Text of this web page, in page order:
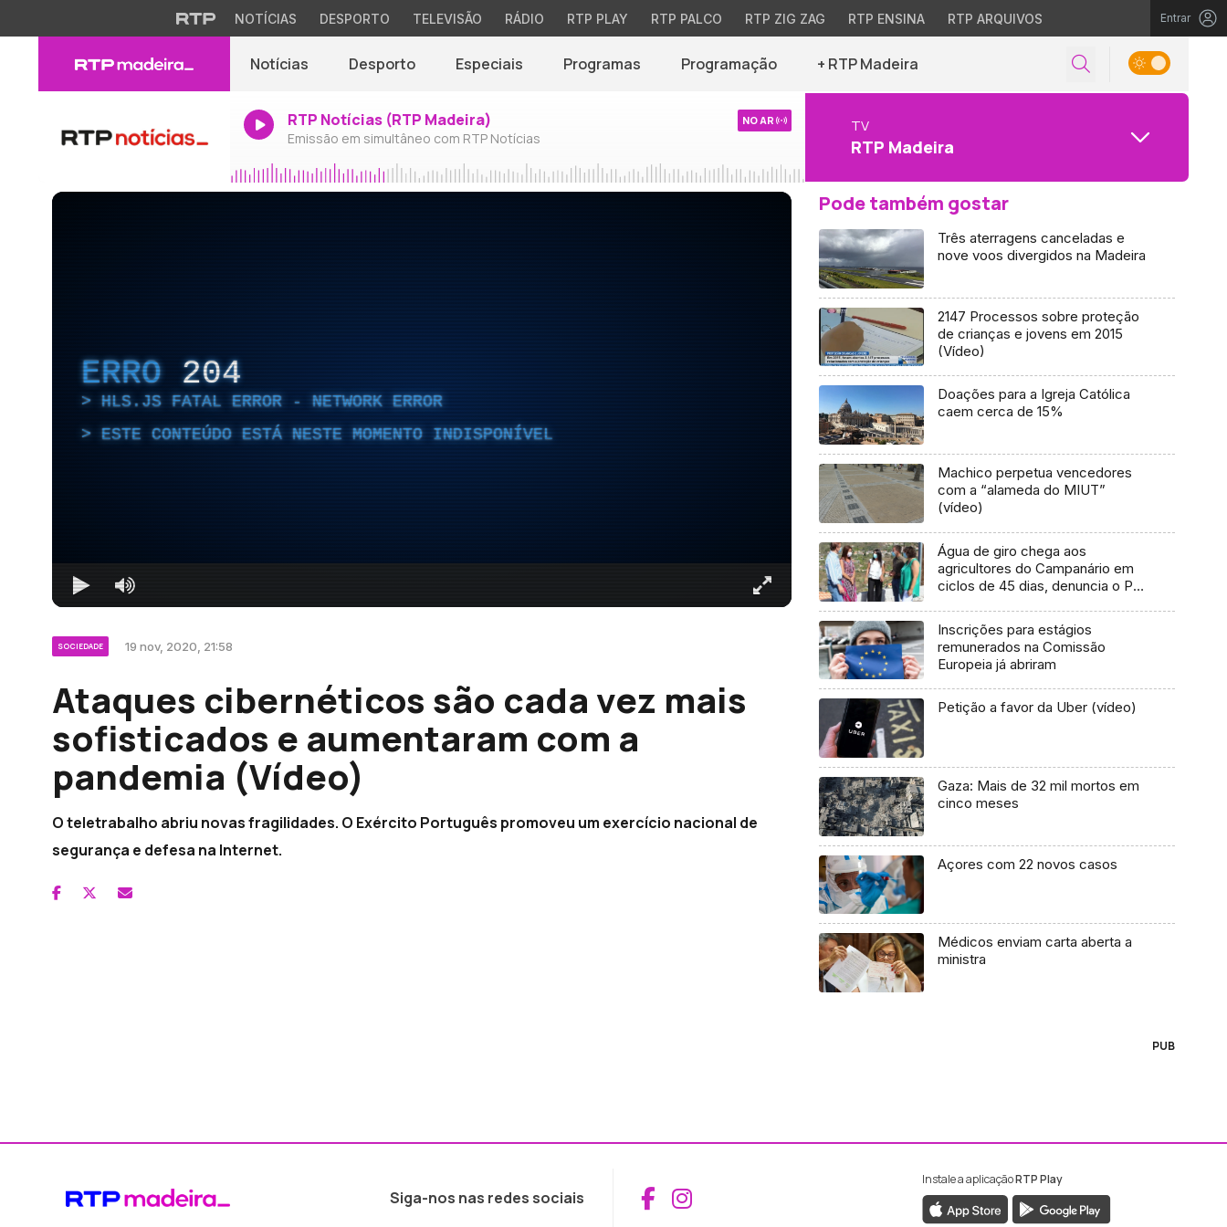
NOTÍCIAS DESPORTO TELEVISÃO RÁDIO RTP PLAY RTP PALCO RTP ZIG ZAG RTP ENSINA RTP ARQUIVOS Entrar
Notícias Desporto Especiais Programas Programação + RTP Madeira
RTP Notícias (RTP Madeira)
Emissão em simultâneo com RTP Notícias
NO AR TV
RTP Madeira
ERRO 204
HLS.JS FATAL ERROR - NETWORK ERROR
ESTE CONTEÚDO ESTÁ NESTE MOMENTO INDISPONÍVEL
SOCIEDADE 19 nov, 2020, 21:58
Ataques cibernéticos são cada vez mais
sofisticados e aumentaram com a
pandemia (Vídeo)
O teletrabalho abriu novas fragilidades. O Exército Português promoveu um exercício nacional de
segurança e defesa na Internet.
Pode também gostar
Três aterragens canceladas e
nove voos divergidos na Madeira
2147 Processos sobre proteção
de crianças e jovens em 2015
(Vídeo)
Doações para a Igreja Católica
caem cerca de 15%
Machico perpetua vencedores
com a “alameda do MIUT”
(vídeo)
Água de giro chega aos
agricultores do Campanário em
ciclos de 45 dias, denuncia o PS
Inscrições para estágios
remunerados na Comissão
Europeia já abriram
Petição a favor da Uber (vídeo)
Gaza: Mais de 32 mil mortos em
cinco meses
Açores com 22 novos casos
Médicos enviam carta aberta a
ministra
PUB
Siga-nos nas redes sociais Aceder ao Facebook da RTP Madeira
Aceder ao Instagram da RTP Madeira
Instale a aplicaçãoRTP Play